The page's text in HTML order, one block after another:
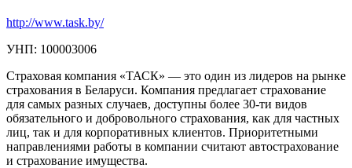
http://www.task.by/
УНП: 100003006
Страховая компания «ТАСК» — это один из лидеров на рынке
страхования в Беларуси. Компания предлагает страхование
для самых разных случаев, доступны более 30-ти видов
обязательного и добровольного страхования, как для частных
лиц, так и для корпоративных клиентов. Приоритетными
направлениями работы в компании считают автострахование
и страхование имущества.